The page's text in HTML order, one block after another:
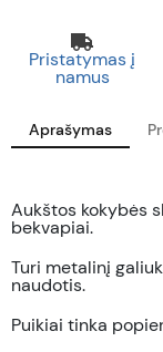
Pristatymas į
namus
Aprašymas
Aukštos kokybės
bekvapiai.
Turi metalinį
naudotis.
Puikiai tinka